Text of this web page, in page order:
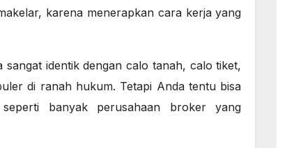
karena menerapkan cara kerja yang
sangat identik dengan calo tanah, calo tiket,
di ranah hukum. Tetapi Anda tentu bisa
banyak perusahaan broker yang